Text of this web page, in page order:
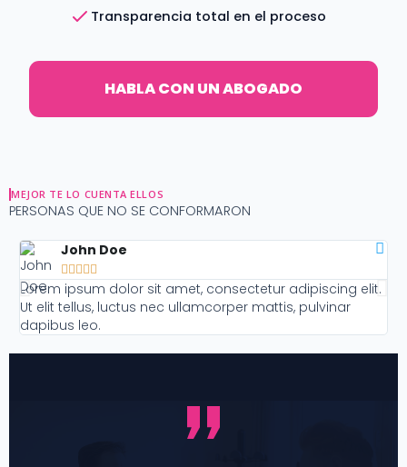
Transparencia total en el proceso
HABLA CON UN ABOGADO
MEJOR TE LO CUENTA ELLOS
PERSONAS QUE NO SE CONFORMARON
John Doe
    
Lorem ipsum dolor sit amet, consectetur adipiscing elit.
Ut elit tellus, luctus nec ullamcorper mattis, pulvinar
dapibus leo.